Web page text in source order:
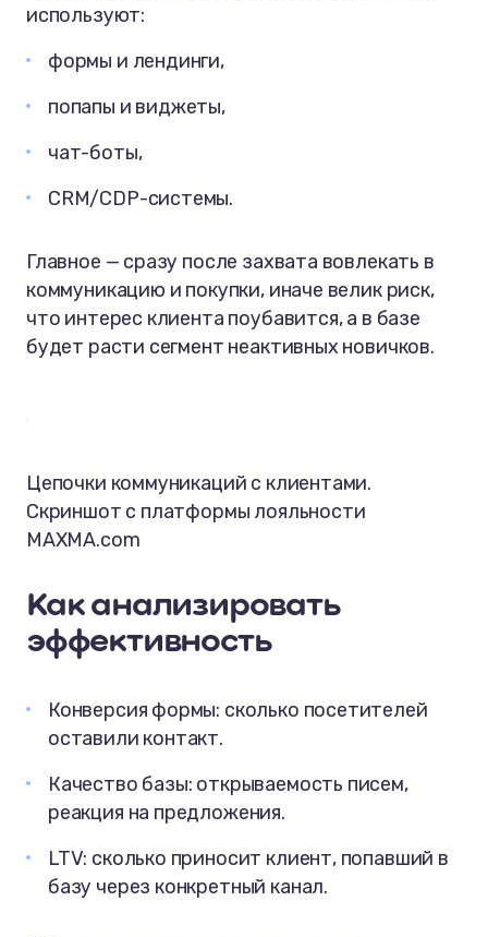
используют:
формы и лендинги,
попапы и виджеты,
чат-боты,
CRM/CDP-системы.
Главное — сразу после захвата вовлекать в
коммуникацию и покупки, иначе велик риск,
что интерес клиента поубавится, а в базе
будет расти сегмент неактивных новичков.
Цепочки коммуникаций с клиентами.
Скриншот с платформы лояльности
MAXMA.com
Как анализировать
эффективность
Конверсия формы: сколько посетителей
оставили контакт.
Качество базы: открываемость писем,
реакция на предложения.
LTV: сколько приносит клиент, попавший в
базу через конкретный канал.